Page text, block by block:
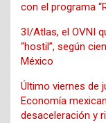
con el programa
3I/Atlas, el OVNI
“hostil”, según
México
Último viernes de
Economía
desaceleración y